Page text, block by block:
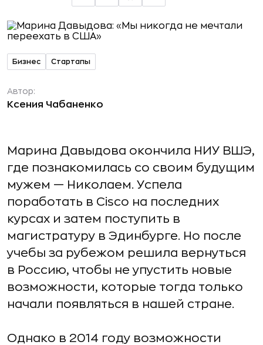
Бизнес Стартапы
Автор:
Ксения Чабаненко
Марина Давыдова окончила НИУ ВШЭ,
где познакомилась со своим будущим
мужем — Николаем. Успела
поработать в Cisco на последних
курсах и затем поступить в
магистратуру в Эдинбурге. Но после
учебы за рубежом решила вернуться
в Россию, чтобы не упустить новые
возможности, которые тогда только
начали появляться в нашей стране.
Однако в 2014 году возможности